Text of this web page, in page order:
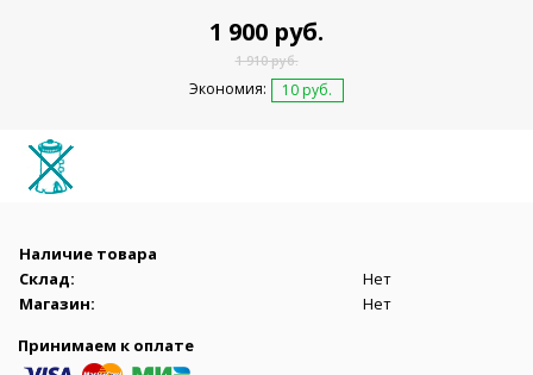
1 900 руб.
1 910 руб.
Экономия: 10 руб.
Наличие товара
Склад:
Нет
Магазин:
Нет
Принимаем к оплате